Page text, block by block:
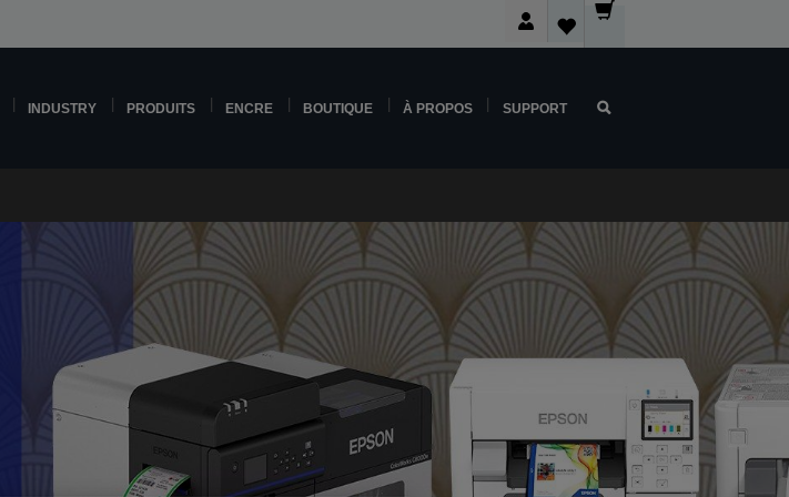
INDUSTRY PRODUITS ENCRE BOUTIQUE À PROPOS SUPPORT